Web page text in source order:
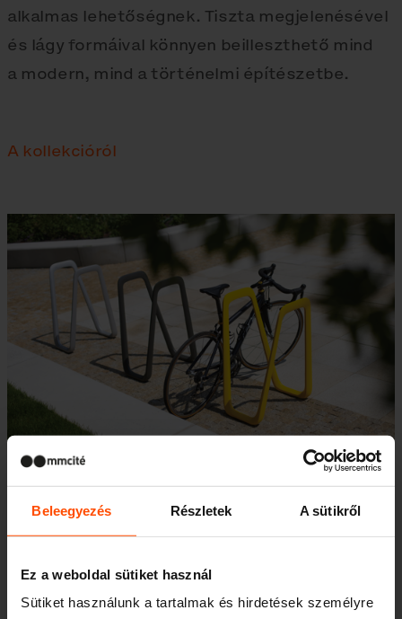
Beleegyezés Részletek A sütikről
Ez a weboldal sütiket használ
Sütiket használunk a tartalmak és hirdetések személyre
alkalmas lehetőségnek. Tiszta megjelenésével
és lágy formáival könnyen beilleszthető mind
a modern, mind a történelmi építészetbe.
A kollekcióról
Kerékpártároló lefedések
Edge